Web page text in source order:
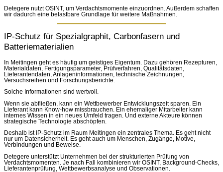
Detegere nutzt OSINT, um Verdachtsmomente einzuordnen. Außerdem schaffen
wir dadurch eine belastbare Grundlage für weitere Maßnahmen.
IP-Schutz für Spezialgraphit, Carbonfasern und
Batteriematerialien
In Meitingen geht es häufig um geistiges Eigentum. Dazu gehören Rezepturen,
Materialdaten, Fertigungsparameter, Prüfverfahren, Qualitätsdaten,
Lieferantendaten, Anlageninformationen, technische Zeichnungen,
Versuchsreihen und Forschungsberichte.
Solche Informationen sind wertvoll.
Wenn sie abfließen, kann ein Wettbewerber Entwicklungszeit sparen. Ein
Lieferant kann Know-how missbrauchen. Ein ehemaliger Mitarbeiter kann
internes Wissen in ein neues Umfeld tragen. Und externe Akteure können
strategische Technologie abschöpfen.
Deshalb ist IP-Schutz im Raum Meitingen ein zentrales Thema. Es geht nicht
nur um Datensicherheit. Es geht auch um Menschen, Zugänge, Motive,
Verbindungen und Beweise.
Detegere unterstützt Unternehmen bei der strukturierten Prüfung von
Verdachtsmomenten. Je nach Fall kombinieren wir OSINT, Background-Checks,
Lieferantenprüfung, Wettbewerbsanalyse und Observationen.